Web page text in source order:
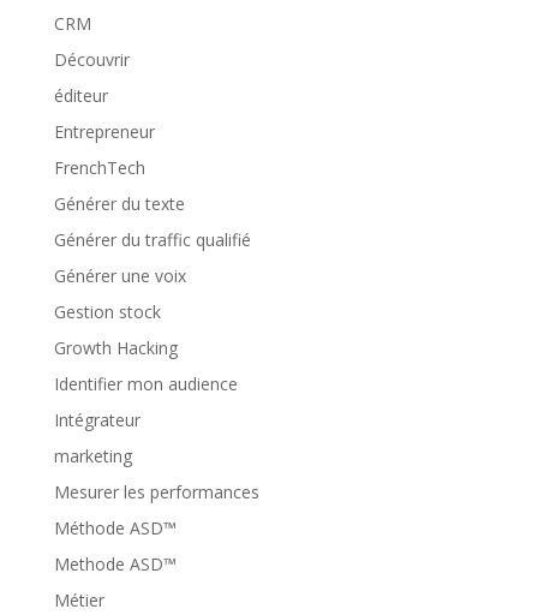
CRM
Découvrir
éditeur
Entrepreneur
FrenchTech
Générer du texte
Générer du traffic qualifié
Générer une voix
Gestion stock
Growth Hacking
Identifier mon audience
Intégrateur
marketing
Mesurer les performances
Méthode ASD™
Methode ASD™
Métier